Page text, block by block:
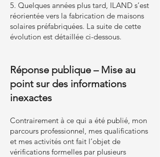
5. Quelques années plus tard, ILAND s’est
réorientée vers la fabrication de maisons
solaires préfabriquées. La suite de cette
évolution est détaillée ci-dessous.
Réponse publique – Mise au
point sur des informations
inexactes
Contrairement à ce qui a été publié, mon
parcours professionnel, mes qualifications
et mes activités ont fait l’objet de
vérifications formelles par plusieurs